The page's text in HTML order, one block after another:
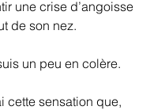
une crise d’angoisse
de son nez.
un peu en colère.
cette sensation que,